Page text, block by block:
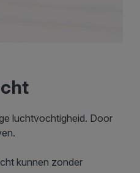
luchtvochtigheid. Door
kunnen zonder